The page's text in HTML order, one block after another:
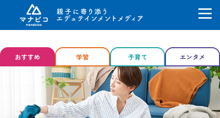
ン
ン
おすすめ 学習 子育て エンタメ